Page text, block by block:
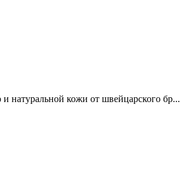
натуральной кожи от швейцарского бр...